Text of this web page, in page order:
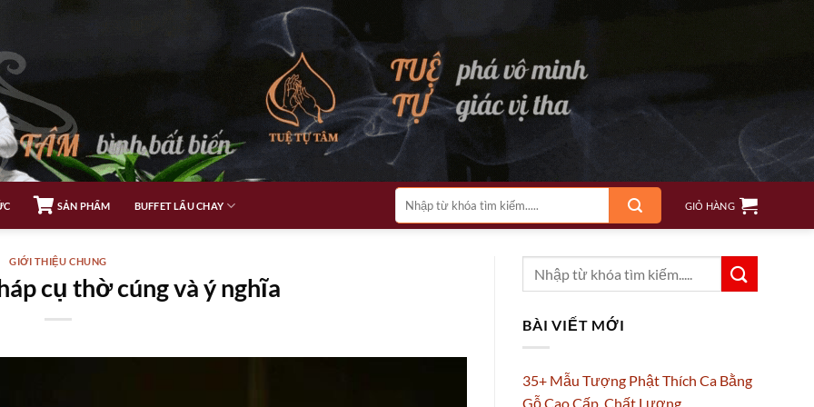
SẢN PHẨM BUFFET LẨU CHAY
Tìm
kiếm:
GIỎ HÀNG
GIỚI THIỆU CHUNG
cụ thờ cúng và ý nghĩa
BÀI VIẾT MỚI
35+ Mẫu Tượng Phật Thích Ca Bằng
Gỗ Cao Cấp, Chất Lượng